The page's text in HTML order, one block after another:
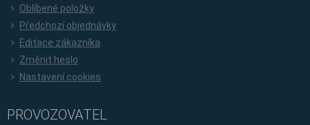
Oblíbené položky
Předchozí objednávky
Editace zákazníka
Změnit heslo
Nastavení cookies
PROVOZOVATEL